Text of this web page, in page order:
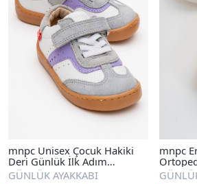
mnpc Unisex Çocuk Hakiki
Deri Günlük İlk Adım
Ayakkabı
GÜNLÜK AYAKKABI
mnpc